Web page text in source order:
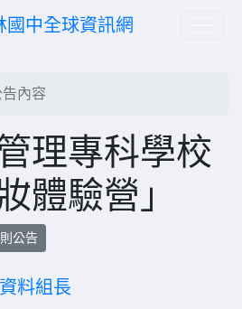
國中全球資訊網
告內容
理專科學校
體驗營」
公告
資料組長